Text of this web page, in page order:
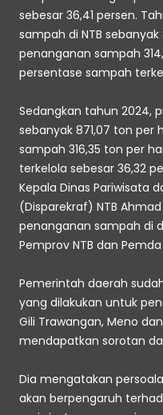
sebesar 36,41 persen.
sampah di NTB
penanganan sampah
persentase sampah
Sedangkan tahun 2024,
sebanyak 871,07 ton
sampah 316,35 ton per
terkelola sebesar 36,32
Kepala Dinas Pariwisata
(Disparekraf) NTB
penanganan sampah di
Pemprov NTB dan
Pemerintah daerah
yang dilakukan untuk
Gili Trawangan, Meno
mendapatkan sorotan dari
Dia mengatakan
akan berpengaruh